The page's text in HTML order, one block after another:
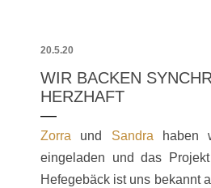
20.5.20
WIR BACKEN
HERZHAFT
Zorra und Sandra
haben
eingeladen und das
Hefegebäck ist uns bekannt